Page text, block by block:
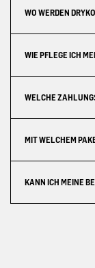
WO WERDEN
WIE PFLEGE ICH
WELCHE
MIT WELCHEM
KANN ICH MEINE